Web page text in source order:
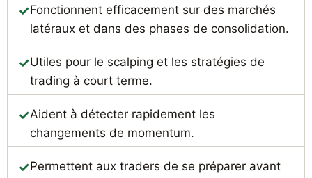
Fonctionnent efficacement sur des marchés
latéraux et dans des phases de consolidation.
Utiles pour le scalping et les stratégies de
trading à court terme.
Aident à détecter rapidement les
changements de momentum.
Permettent aux traders de se préparer avant